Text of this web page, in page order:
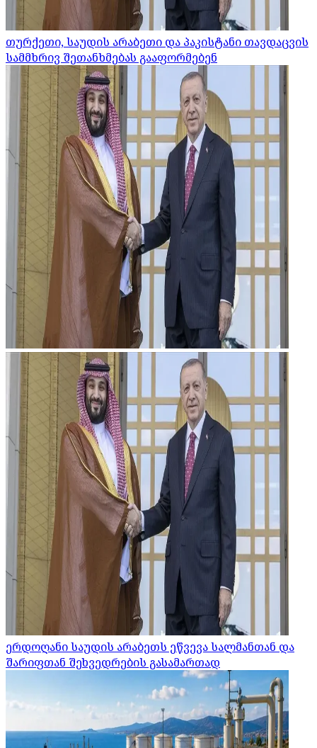
თურქეთი, საუდის არაბეთი და პაკისტანი თავდაცვის
სამმხრივ შეთანხმებას გააფორმებენ
ერდოღანი საუდის არაბეთს ეწვევა სალმანთან და
შარიფთან შეხვედრების გასამართად